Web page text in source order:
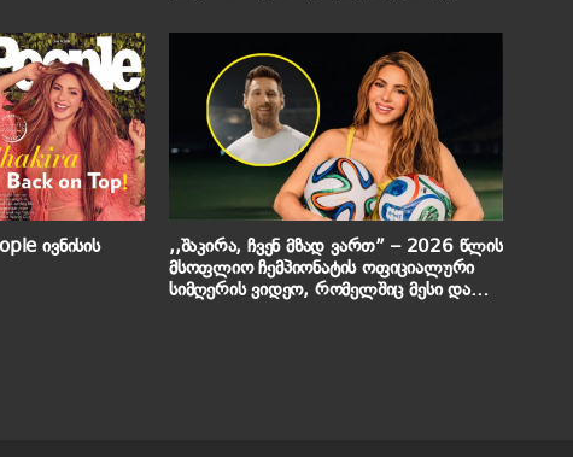
ივნისის
,,შაკირა, ჩვენ მზად ვართ” – 2026 წლის
მსოფლიო ჩემპიონატის ოფიციალური
სიმღერის ვიდეო, რომელშიც მესი და